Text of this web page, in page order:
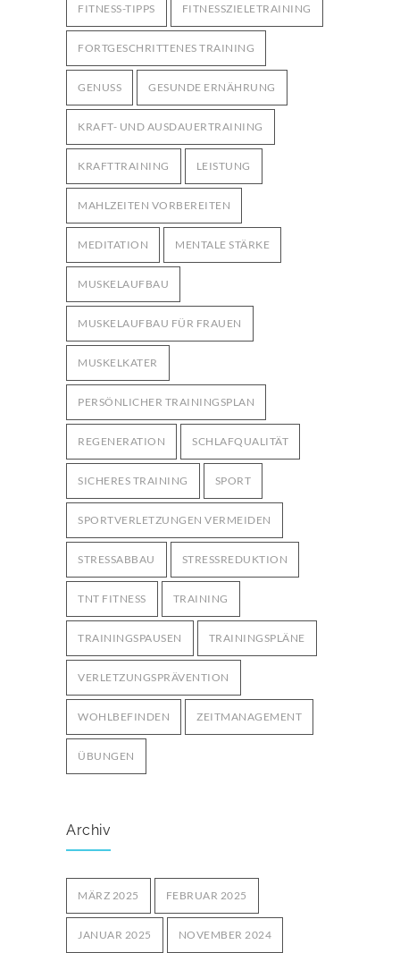
FITNESS-TIPPS FITNESSZIELETRAINING
FORTGESCHRITTENES TRAINING
GENUSS GESUNDE ERNÄHRUNG
KRAFT- UND AUSDAUERTRAINING
KRAFTTRAINING LEISTUNG
MAHLZEITEN VORBEREITEN
MEDITATION MENTALE STÄRKE
MUSKELAUFBAU
MUSKELAUFBAU FÜR FRAUEN
MUSKELKATER
PERSÖNLICHER TRAININGSPLAN
REGENERATION SCHLAFQUALITÄT
SICHERES TRAINING SPORT
SPORTVERLETZUNGEN VERMEIDEN
STRESSABBAU STRESSREDUKTION
TNT FITNESS TRAINING
TRAININGSPAUSEN TRAININGSPLÄNE
VERLETZUNGSPRÄVENTION
WOHLBEFINDEN ZEITMANAGEMENT
ÜBUNGEN
Archiv
MÄRZ 2025 FEBRUAR 2025
JANUAR 2025 NOVEMBER 2024